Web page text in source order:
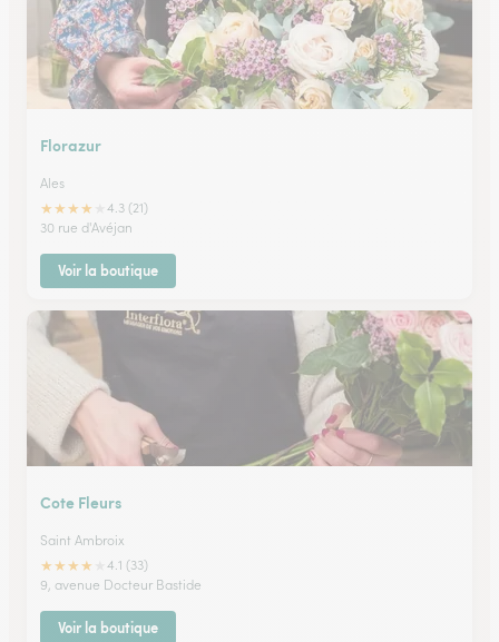
Florazur
Ales
★★★★
4.3 (21)
30 rue d'Avéjan
Voir la boutique
Cote Fleurs
Saint Ambroix
★★★★
4.1 (33)
9, avenue Docteur Bastide
Voir la boutique